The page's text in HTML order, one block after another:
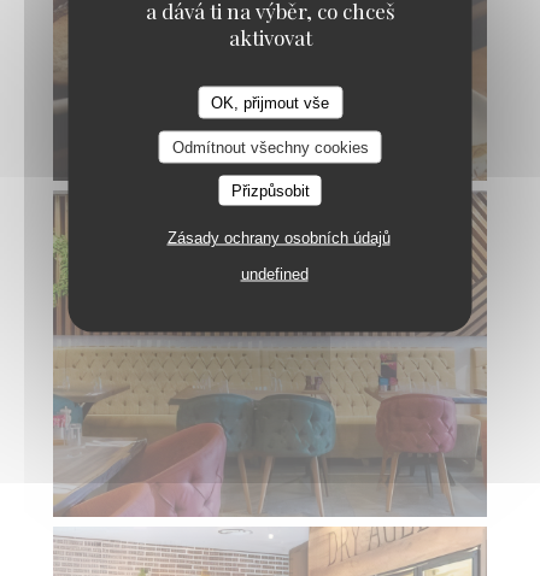
a dává ti na výběr, co chceš
aktivovat
OK, přijmout vše
Odmítnout všechny cookies
Přizpůsobit
Zásady ochrany osobních údajů
undefined